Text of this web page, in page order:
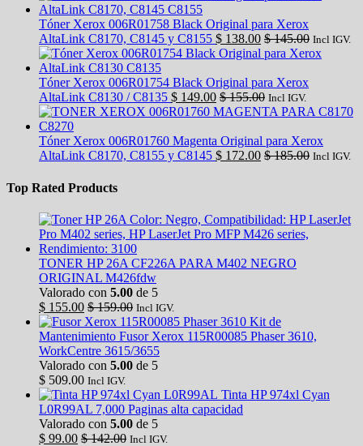
Tóner Xerox 006R01758 Black Original para Xerox
AltaLink C8170, C8145 y C8155 $ 138.00 $145.00 Incl IGV.
Tóner Xerox 006R01754 Black Original para Xerox
AltaLink C8130 / C8135 $ 149.00 $155.00 Incl IGV.
Tóner Xerox 006R01760 Magenta Original para Xerox
AltaLink C8170, C8155 y C8145 $ 172.00 $185.00 Incl IGV.
Top Rated Products
TONER HP 26A CF226A PARA M402 NEGRO
ORIGINAL M426fdw
Valorado con 5.00 de 5
$ 155.00 $159.00 Incl IGV.
Kit de
Mantenimiento Fusor Xerox 115R00085 Phaser 3610,
WorkCentre 3615/3655
Valorado con 5.00 de 5
$ 509.00 Incl IGV.
Tinta HP 974xl Cyan
L0R99AL 7,000 Paginas alta capacidad
Valorado con 5.00 de 5
$ 99.00 $142.00 Incl IGV.